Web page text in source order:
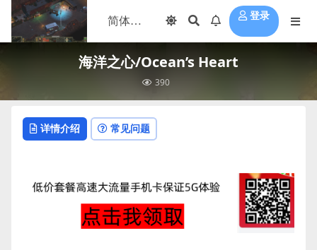
登录
海洋之心/Ocean’s Heart
390
详情介绍 常见问题